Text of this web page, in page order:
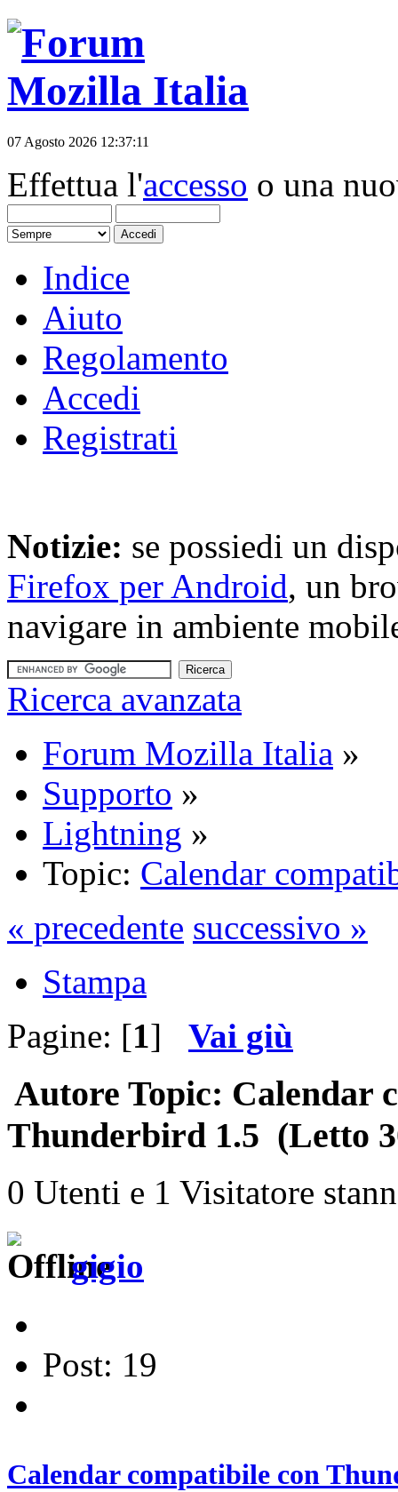
07 Agosto 2026 12:37:11
Effettua l'accesso o una
Indice
Aiuto
Regolamento
Accedi
Registrati
Notizie: se possiedi un
Firefox per Android, un
navigare in ambiente
Ricerca avanzata
Forum Mozilla Italia »
Supporto »
Lightning »
Topic: Calendar
« precedente successivo »
Stampa
Pagine: [1] Vai giù
Autore Topic: Calendar
Thunderbird 1.5 (Letto
0 Utenti e 1 Visitatore
gigio
Post: 19
Calendar compatibile con